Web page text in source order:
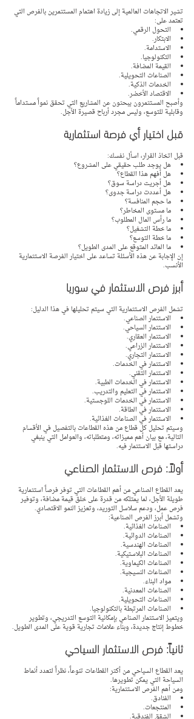
تشير الاتجاهات العالمية إلى زيادة اهتمام المستثمرين بالفرص التي
تعتمد على:
التحول الرقمي.
الابتكار.
الاستدامة.
التكنولوجيا.
القيمة المضافة.
الصناعات التحويلية.
الخدمات الذكية.
الاقتصاد الأخضر.
وأصبح المستثمرون يبحثون عن المشاريع التي تحقق نمواً مستداماً
وقابلية للتوسع، وليس مجرد أرباح قصيرة الأجل.
قبل اختيار أي فرصة استثمارية
قبل اتخاذ القرار، اسأل نفسك:
هل يوجد طلب حقيقي على المشروع؟
هل أفهم هذا القطاع؟
هل أجريت دراسة سوق؟
هل أعددت دراسة جدوى؟
ما حجم المنافسة؟
ما مستوى المخاطر؟
ما رأس المال المطلوب؟
ما خطة التشغيل؟
ما خطة التوسع؟
ما العائد المتوقع على المدى الطويل؟
إن الإجابة عن هذه الأسئلة تساعد على اختيار الفرصة الاستثمارية
الأنسب.
أبرز فرص الاستثمار في سوريا
تشمل الفرص الاستثمارية التي سيتم تحليلها في هذا الدليل:
الاستثمار الصناعي.
الاستثمار السياحي.
الاستثمار العقاري.
الاستثمار الزراعي.
الاستثمار التجاري.
الاستثمار في الخدمات.
الاستثمار التقني.
الاستثمار في الخدمات الطبية.
الاستثمار في التعليم والتدريب.
الاستثمار في الخدمات اللوجستية.
الاستثمار في الطاقة.
الاستثمار في الصناعات الغذائية.
وسيتم تحليل كل قطاع من هذه القطاعات بالتفصيل في الأقسام
التالية، مع بيان أهم مميزاته، ومتطلباته، والعوامل التي ينبغي
دراستها قبل الاستثمار فيه.
أولاً: فرص الاستثمار الصناعي
يعد القطاع الصناعي من أهم القطاعات التي توفر فرصاً استثمارية
طويلة الأجل، لما يمتلكه من قدرة على خلق قيمة مضافة، وتوفير
فرص عمل، ودعم سلاسل التوريد، وتعزيز النمو الاقتصادي.
وتشمل أبرز الفرص الصناعية:
الصناعات الغذائية.
الصناعات الدوائية.
الصناعات الهندسية.
الصناعات البلاستيكية.
الصناعات الكيماوية.
الصناعات النسيجية.
مواد البناء.
الصناعات المعدنية.
الصناعات التحويلية.
الصناعات المرتبطة بالتكنولوجيا.
ويتميز الاستثمار الصناعي بإمكانية التوسع التدريجي، وتطوير
خطوط إنتاج جديدة، وبناء علامات تجارية قوية على المدى الطويل.
ثانياً: فرص الاستثمار السياحي
يعد القطاع السياحي من أكثر القطاعات تنوعاً، نظراً لتعدد أنماط
السياحة التي يمكن تطويرها.
ومن أهم الفرص الاستثمارية:
الفنادق.
المنتجعات.